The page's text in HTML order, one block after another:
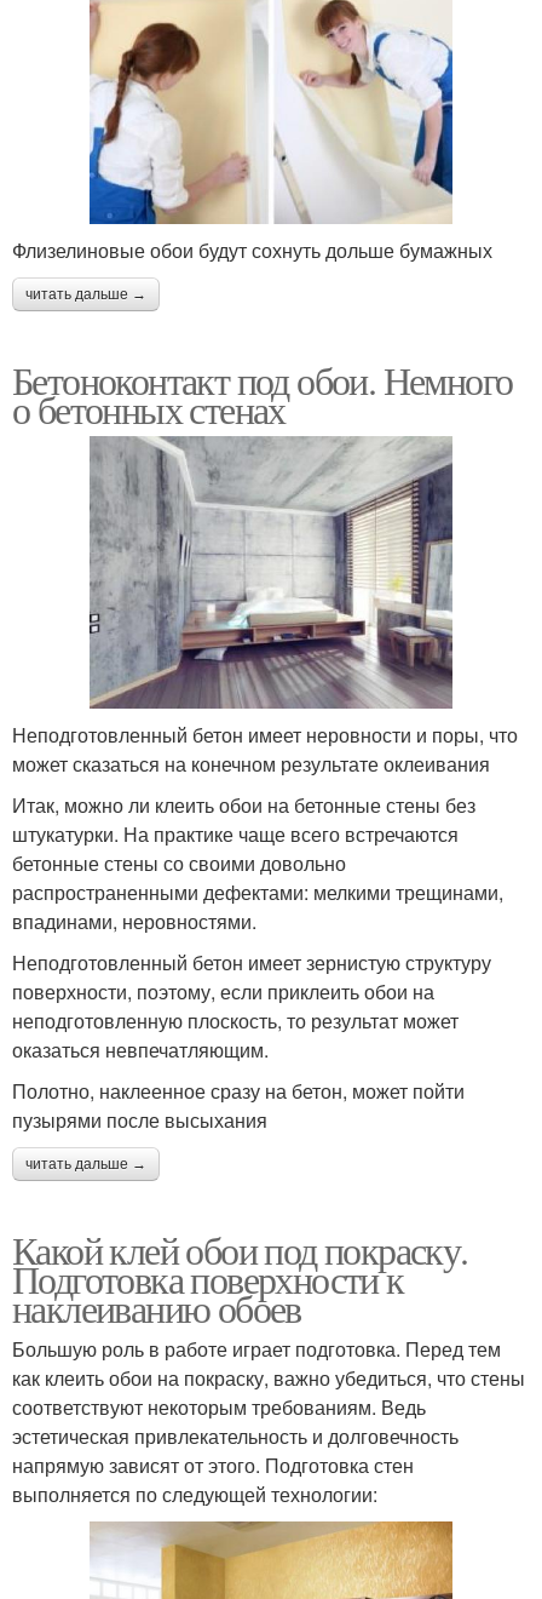
Флизелиновые обои будут сохнуть дольше бумажных
читать дальше →
Бетоноконтакт под обои. Немного
о бетонных стенах
Неподготовленный бетон имеет неровности и поры, что
может сказаться на конечном результате оклеивания
Итак, можно ли клеить обои на бетонные стены без
штукатурки. На практике чаще всего встречаются
бетонные стены со своими довольно
распространенными дефектами: мелкими трещинами,
впадинами, неровностями.
Неподготовленный бетон имеет зернистую структуру
поверхности, поэтому, если приклеить обои на
неподготовленную плоскость, то результат может
оказаться невпечатляющим.
Полотно, наклеенное сразу на бетон, может пойти
пузырями после высыхания
читать дальше →
Какой клей обои под покраску.
Подготовка поверхности к
наклеиванию обоев
Большую роль в работе играет подготовка. Перед тем
как клеить обои на покраску, важно убедиться, что стены
соответствуют некоторым требованиям. Ведь
эстетическая привлекательность и долговечность
напрямую зависят от этого. Подготовка стен
выполняется по следующей технологии: